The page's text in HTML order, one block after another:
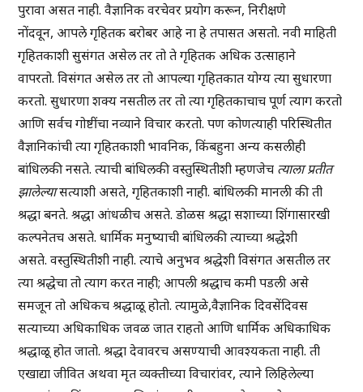
पुरावा असत नाही. वैज्ञानिक वरचेवर प्रयोग करून, निरीक्षणे
नोंदवून, आपले गृहितक बरोबर आहे ना हे तपासत असतो. नवी माहिती
गृहितकाशी सुसंगत असेल तर तो ते गृहितक अधिक उत्साहाने
वापरतो. विसंगत असेल तर तो आपल्या गृहितकात योग्य त्या सुधारणा
करतो. सुधारणा शक्य नसतील तर तो त्या गृहितकाचाच पूर्ण त्याग करतो
आणि सर्वच गोष्टींचा नव्याने विचार करतो. पण कोणत्याही परिस्थितीत
वैज्ञानिकांची त्या गृहितकाशी भावनिक, किंबहुना अन्य कसलीही
बांधिलकी नसते. त्याची बांधिलकी वस्तुस्थितीशी म्हणजेच त्याला प्रतीत
झालेल्यासत्याशी असते, गृहितकाशी नाही. बांधिलकी मानली की ती
श्रद्धा बनते. श्रद्धा आंधळीच असते. डोळस श्रद्धा सशाच्या शिंगासारखी
कल्पनेतच असते. धार्मिक मनुष्याची बांधिलकी त्याच्या श्रद्धेशी
असते. वस्तुस्थितीशी नाही. त्याचे अनुभव श्रद्धेशी विसंगत असतील तर
त्या श्रद्धेचा तो त्याग करत नाही; आपली श्रद्धाच कमी पडली असे
समजून तो अधिकच श्रद्धाळू होतो. त्यामुळे,वैज्ञानिक दिवसेंदिवस
सत्याच्या अधिकाधिक जवळ जात राहतो आणि धार्मिक अधिकाधिक
श्रद्धाळू होत जातो. श्रद्धा देवावरच असण्याची आवश्यकता नाही. ती
एखाद्या जीवित अथवा मृत व्यक्तीच्या विचारांवर, त्याने लिहिलेल्या